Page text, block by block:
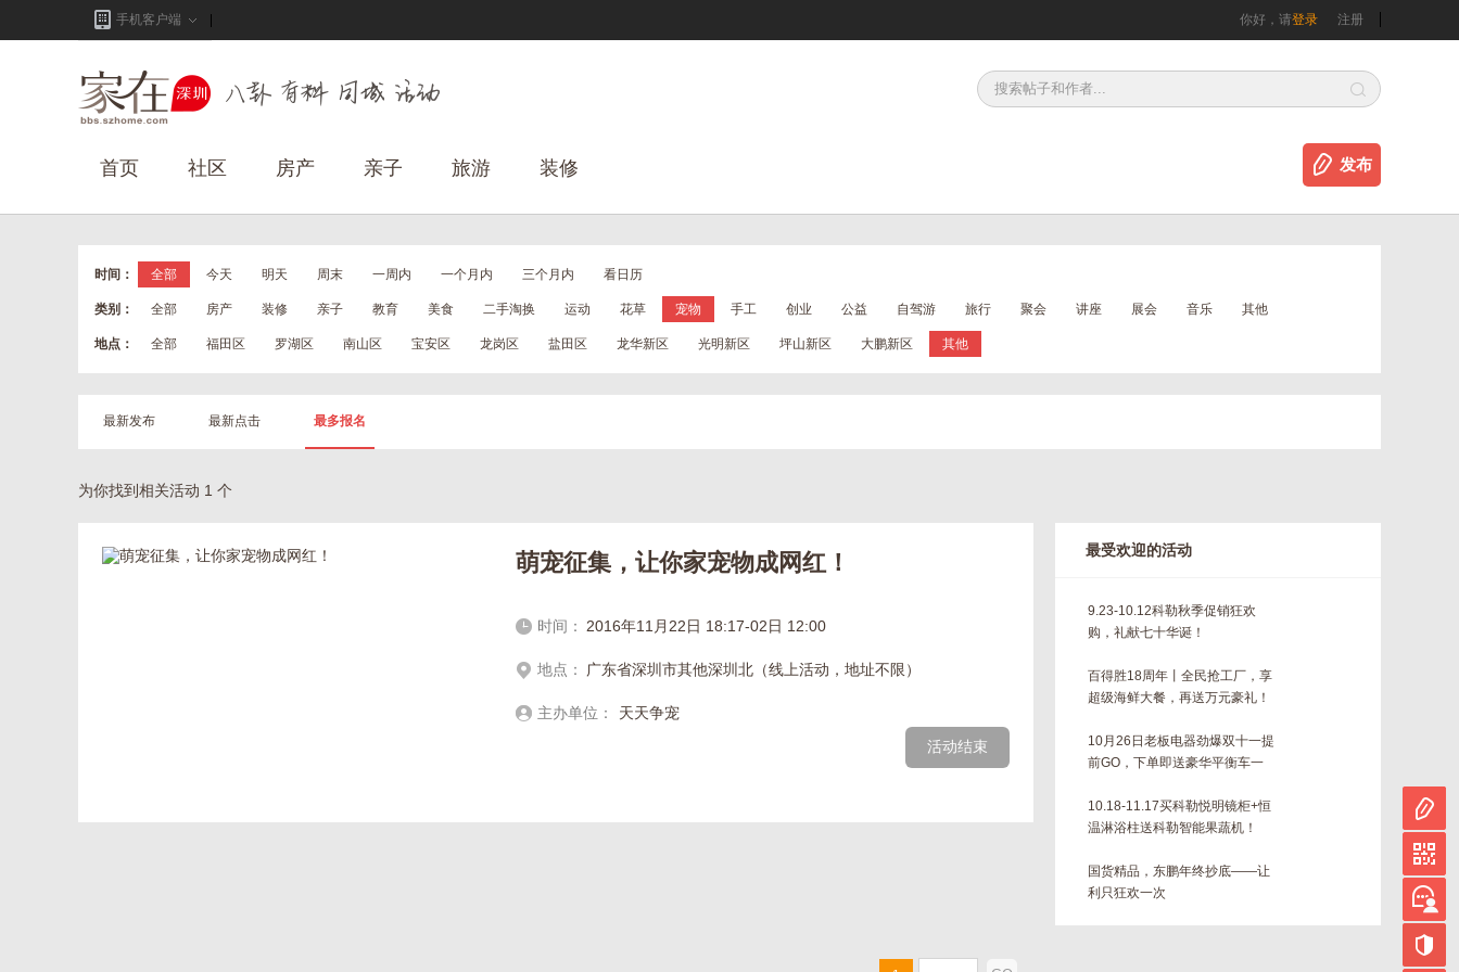
手机客户端 你好，请登录 注册
首页 社区 房产 亲子 旅游 装修 发布
时间： 全部 今天 明天 周末 一周内 一个月内 三个月内 看日历
类别： 全部 房产 装修 亲子 教育 美食 二手淘换 运动 花草 宠物 手工 创业 公益 自驾游 旅行 聚会 讲座 展会 音乐 其他
地点： 全部 福田区 罗湖区 南山区 宝安区 龙岗区 盐田区 龙华新区 光明新区 坪山新区 大鹏新区 其他
最新发布 最新点击 最多报名
为你找到相关活动 1 个
萌宠征集，让你家宠物成网红！
时间： 2016年11月22日 18:17-02日 12:00
地点： 广东省深圳市其他深圳北（线上活动，地址不限）
主办单位：
天天争宠
活动结束
最受欢迎的活动
9.23-10.12科勒秋季促销狂欢
购，礼献七十华诞！
百得胜18周年丨全民抢工厂，享
超级海鲜大餐，再送万元豪礼！
10月26日老板电器劲爆双十一提
前GO，下单即送豪华平衡车一
10.18-11.17买科勒悦明镜柜+恒
温淋浴柱送科勒智能果蔬机！
国货精品，东鹏年终抄底——让
利只狂欢一次